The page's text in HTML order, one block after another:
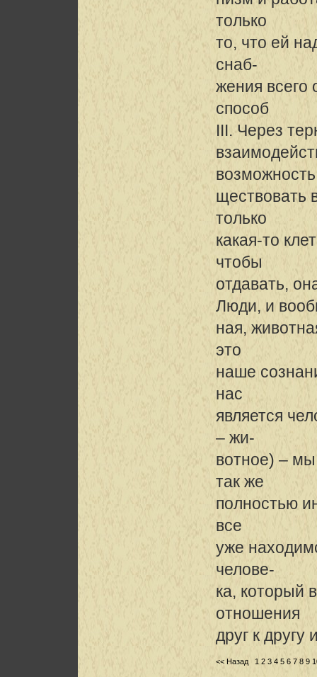
только
то, что ей
снаб-
жения всего
способ
III. Через
ществовать
только
какая-то
чтобы
отдавать,
Люди, и
ная,
это
наше
нас
является
– жи-
вотное) –
так же
полностью
все
уже
челове-
ка, который
отношения
друг к другу
<< Назад 1 2 3 4 5 6 7 8 9